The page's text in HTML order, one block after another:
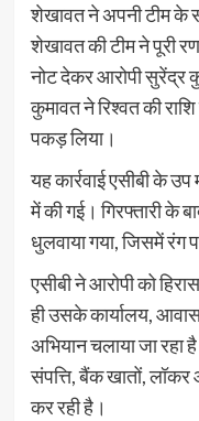
शेखावत ने अपनी टीम के
शेखावत की टीम ने पूरी
नोट देकर आरोपी सुरेंद्र
कुमावत ने रिश्वत की
पकड़ लिया।
यह कार्रवाई एसीबी के उप
में की गई। गिरफ्तारी के
धुलवाया गया, जिसमें रंग
एसीबी ने आरोपी को
ही उसके कार्यालय,
अभियान चलाया जा
संपत्ति, बैंक खातों, लॉकर
कर रही है।